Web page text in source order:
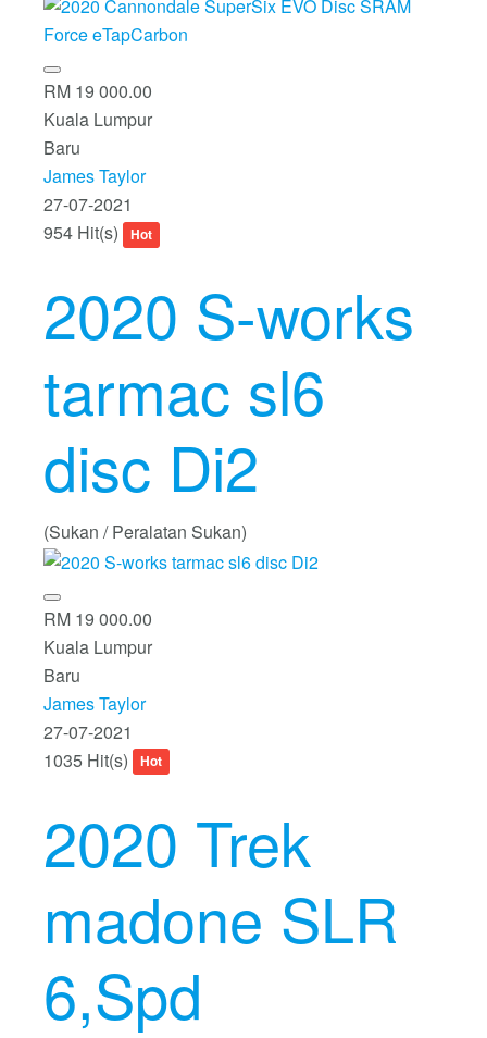
RM 19 000.00
Kuala Lumpur
Baru
James Taylor
27-07-2021
954 Hit(s)
Hot
2020 S-works
tarmac sl6
disc Di2
(Sukan / Peralatan Sukan)
RM 19 000.00
Kuala Lumpur
Baru
James Taylor
27-07-2021
1035 Hit(s)
Hot
2020 Trek
madone SLR
6,Spd